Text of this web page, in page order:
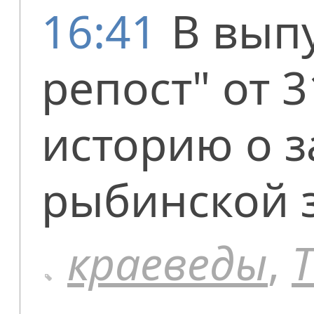
16:41 В
репост" от
историю о
рыбинской
краеведы,